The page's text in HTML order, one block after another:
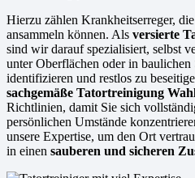
Hierzu zählen Krankheitserreger,
ansammeln können. Als versierte
sind wir darauf spezialisiert, selbst
unter Oberflächen oder in baulichen
identifizieren und restlos zu
sachgemäße Tatortreinigung
Richtlinien, damit Sie sich
persönlichen Umstände
unsere Expertise, um den Ort
in einen sauberen und sicheren